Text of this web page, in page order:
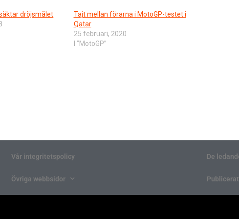
dröjsmålet
Tajt mellan förarna i MotoGP-testet i
Qatar
25 februari, 2020
I ”MotoGP”
Vår integritetspolicy
Övriga webbsidor
De
Publicerat